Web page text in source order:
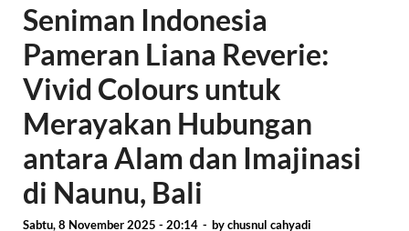
Seniman Indonesia
Pameran Liana Reverie:
Vivid Colours untuk
Merayakan Hubungan
antara Alam dan Imajinasi
di Naunu, Bali
Sabtu, 8 November 2025 - 20:14 - bychusnul cahyadi